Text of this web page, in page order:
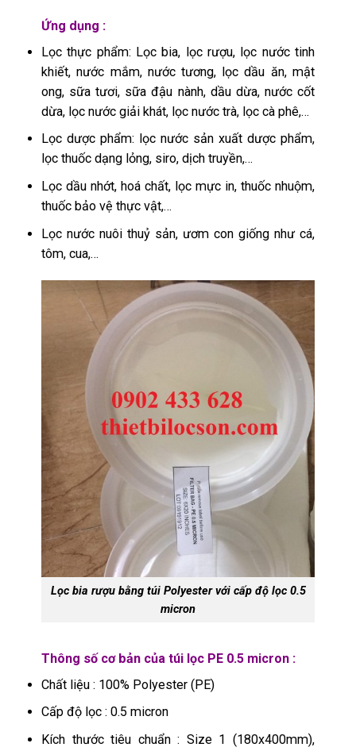
Ứng dụng :
Lọc thực phẩm: Lọc bia, lọc rượu, lọc nước tinh
khiết, nước mắm, nước tương, lọc dầu ăn, mật
ong, sữa tươi, sữa đậu nành, dầu dừa, nước cốt
dừa, lọc nước giải khát, lọc nước trà, lọc cà phê,…
Lọc dược phẩm: lọc nước sản xuất dược phẩm,
lọc thuốc dạng lỏng, siro, dịch truyền,…
Lọc dầu nhớt, hoá chất, lọc mực in, thuốc nhuộm,
thuốc bảo vệ thực vật,…
Lọc nước nuôi thuỷ sản, ươm con giống như cá,
tôm, cua,…
Lọc bia rượu bằng túi Polyester với cấp độ lọc 0.5
micron
Thông số cơ bản của túi lọc PE 0.5 micron :
Chất liệu : 100% Polyester (PE)
Cấp độ lọc : 0.5 micron
Kích thước tiêu chuẩn : Size 1 (180x400mm),